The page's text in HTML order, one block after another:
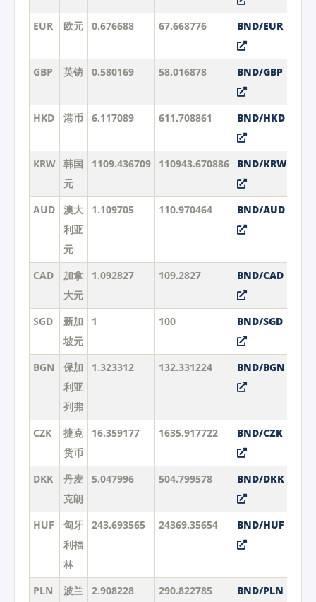
EUR 欧元 0.676688 67.668776 BND/EUR
GBP 英镑 0.580169 58.016878 BND/GBP
HKD 港币 6.117089 611.708861 BND/HKD
KRW 韩国
元
1109.436709 110943.670886 BND/KRW
AUD
澳大
利亚
元
1.109705 110.970464 BND/AUD
CAD
加拿
大元
1.092827 109.2827 BND/CAD
SGD
新加
坡元
1 100 BND/SGD
BGN
保加
利亚
列弗
1.323312 132.331224 BND/BGN
CZK
捷克
货币
16.359177 1635.917722 BND/CZK
DKK
丹麦
克朗
5.047996 504.799578 BND/DKK
HUF
匈牙
利福
林
243.693565 24369.35654 BND/HUF
PLN
波兰
2.908228 290.822785 BND/PLN